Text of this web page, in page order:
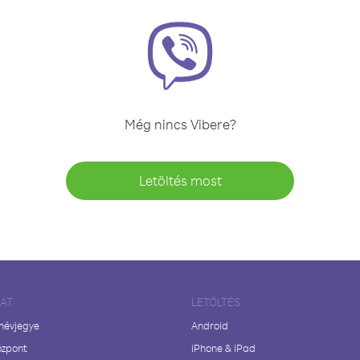
Még nincs Vibere?
Letöltés most
LETÖLTÉS
Android
iPhone & iPad